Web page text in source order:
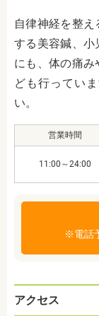
自律神経を整
する美容鍼、小
にも、体の痛
ども行ってい
い。
営業時間
11:00～24:00
※電話
アクセス